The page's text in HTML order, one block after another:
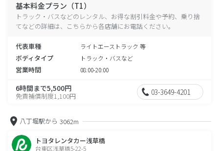
基本料金プラン（T1）
トラック・バスなどのレンタル、お得な割引料金や予約、乗り捨
てなどの詳細は、こちらから各店舗にお電話ください。
代表車種 ライトエーストラック 等
ボディタイプ トラック・バスなど
営業時間 08:00-20:00
6時間まで5,500円
免責補償制度1,100円 03-3649-4201
八丁堀駅から 3062m
トヨタレンタカー浅草橋
台東区浅草橋5-22-5